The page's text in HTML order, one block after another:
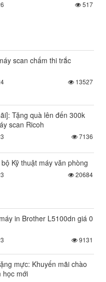
517
scan chấm thi trắc
13527
Tặng quà lên đến 300k
scan Ricoh
7136
Kỹ thuật máy văn phòng
20684
in Brother L5100dn giá 0
9131
mực: Khuyến mãi chào
học mới